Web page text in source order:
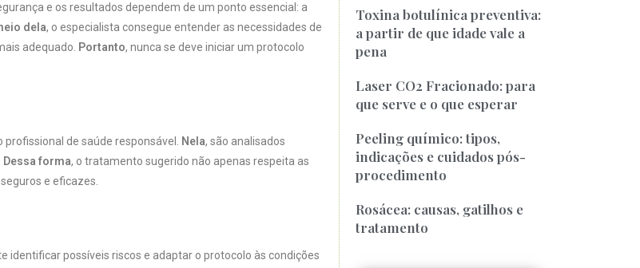
e os resultados dependem de um ponto essencial: a
dela, o especialista consegue entender as necessidades de
adequado. Portanto, nunca se deve iniciar um protocolo
de saúde responsável. Nela, são analisados
Dessa forma, o tratamento sugerido não apenas respeita as
e eficazes.
identificar possíveis riscos e adaptar o protocolo às condições
Toxina botulínica preventiva:
a partir de que idade vale a
pena
Laser CO2 Fracionado: para
que serve e o que esperar
Peeling químico: tipos,
indicações e cuidados pós-
procedimento
Rosácea: causas, gatilhos e
tratamento